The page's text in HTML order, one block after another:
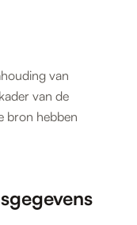
van
van de
bron hebben